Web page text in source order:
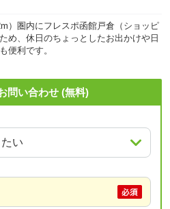
）圏内にフレスポ函館戸倉（ショッピ
め、休日のちょっとしたお出かけや日
便利です。
問い合わせ (無料)